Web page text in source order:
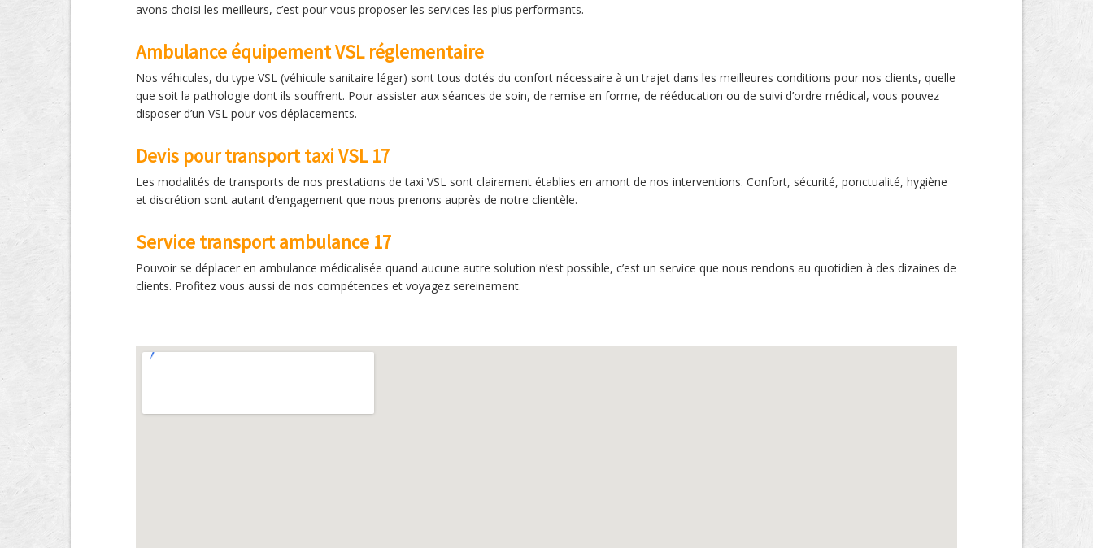
avons choisi les meilleurs, c’est pour vous proposer les services les plus performants.
Ambulance équipement VSL réglementaire
Nos véhicules, du type VSL (véhicule sanitaire léger) sont tous dotés du confort nécessaire à un trajet dans les meilleures conditions pour nos clients, quelle
que soit la pathologie dont ils souffrent. Pour assister aux séances de soin, de remise en forme, de rééducation ou de suivi d’ordre médical, vous pouvez
disposer d’un VSL pour vos déplacements.
Devis pour transport taxi VSL 17
Les modalités de transports de nos prestations de taxi VSL sont clairement établies en amont de nos interventions. Confort, sécurité, ponctualité, hygiène
et discrétion sont autant d’engagement que nous prenons auprès de notre clientèle.
Service transport ambulance 17
Pouvoir se déplacer en ambulance médicalisée quand aucune autre solution n’est possible, c’est un service que nous rendons au quotidien à des dizaines de
clients. Profitez vous aussi de nos compétences et voyagez sereinement.